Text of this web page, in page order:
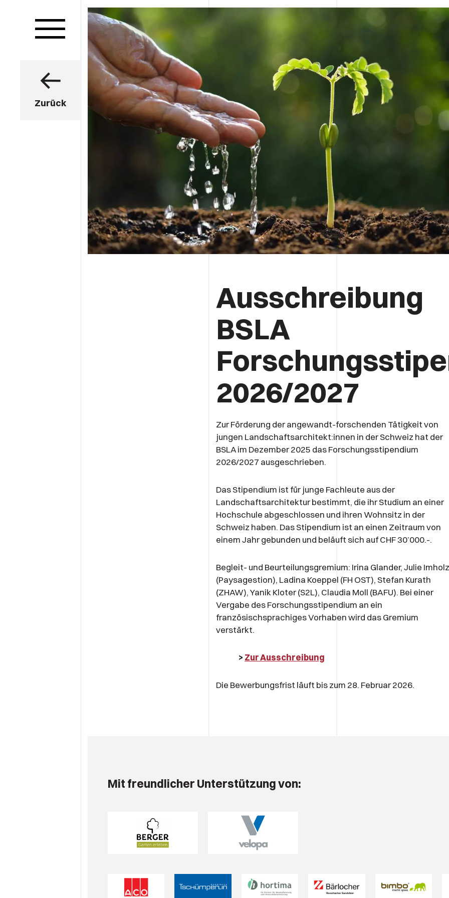
Zurück
Ausschreibung
BSLA
2026/2027
Zur Förderung der angewandt-forschenden Tätigkeit von
jungen Landschaftsarchitekt:innen in der Schweiz hat der
BSLA im Dezember 2025 das Forschungsstipendium
2026/2027 ausgeschrieben.
Das Stipendium ist für junge Fachleute aus der
Landschaftsarchitektur bestimmt, die ihr Studium an einer
Hochschule abgeschlossen und ihren Wohnsitz in der
Schweiz haben. Das Stipendium ist an einen Zeitraum von
einem Jahr gebunden und beläuft sich auf CHF 30’000.-.
Begleit- und Beurteilungsgremium: Irina Glander, Julie Imholz
(Paysagestion), Ladina Koeppel (FH OST), Stefan Kurath
(ZHAW), Yanik Kloter (S2L), Claudia Moll (BAFU). Bei einer
Vergabe des Forschungsstipendium an ein
französischsprachiges Vorhaben wird das Gremium
verstärkt.
> Zur Ausschreibung
Die Bewerbungsfrist läuft bis zum 28. Februar 2026.
Mit freundlicher Unterstützung von: